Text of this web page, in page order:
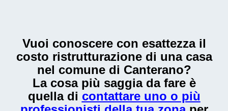
Vuoi conoscere con esattezza il
costo ristrutturazione di una casa
nel comune di Canterano?
La cosa più saggia da fare è
quella di contattare uno o più